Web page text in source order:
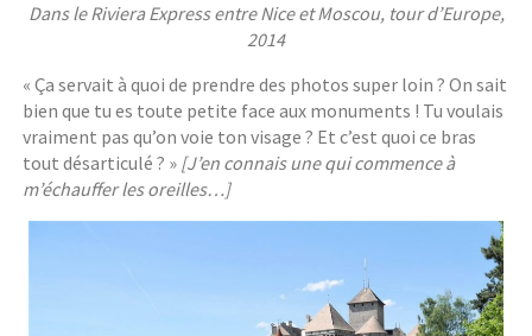
Dans le Riviera Express entre Nice et Moscou, tour d’Europe,
2014
« Ça servait à quoi de prendre des photos super loin ? On sait
bien que tu es toute petite face aux monuments ! Tu voulais
vraiment pas qu’on voie ton visage ? Et c’est quoi ce bras
tout désarticulé ? » [J’en connais une qui commence à
m’échauffer les oreilles…]